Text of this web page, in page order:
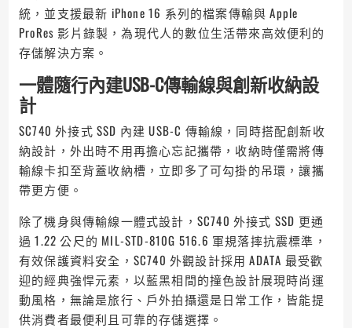
統，並支援最新 iPhone 16 系列的檔案傳輸與 Apple
ProRes 影片錄製，為現代人的數位生活帶來高效便利的
存儲解決方案。
一體隨行內建USB-C傳輸線與創新收納設
計
SC740 外接式 SSD 內建 USB-C 傳輸線，同時搭配創新收
納設計，外出時不用再擔心忘記攜帶，收納時僅需將傳
輸線卡扣至背蓋收納槽，立即多了可勾掛的吊環，讓攜
帶更方便。
除了機身與傳輸線一體式設計，SC740 外接式 SSD 更通
過 1.22 公尺的 MIL-STD-810G 516.6 軍規落摔抗震標準，
有效保護資料安全，SC740 外觀設計採用 ADATA 最受歡
迎的經典強悍元素，以藍黑相間的撞色設計展現時尚運
動風格，無論是旅行、戶外拍攝還是日常工作，皆能提
供消費者最便利且可靠的存儲選擇。